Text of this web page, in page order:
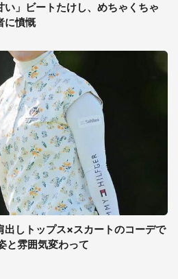
い」ビートたけし、めちゃくちゃ
に憤慨
出しトップス×スカートのコーデで
と雰囲気変わって